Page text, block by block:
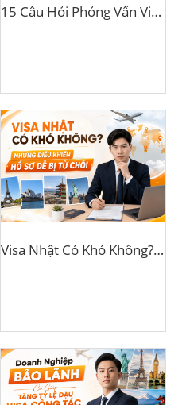
15 Câu Hỏi Phỏng Vấn Visa Mỹ Thường Gặp Và Cách Trả Lời Thuyết Phục
Visa Nhật Có Khó Không? Những Điều Khiến Hồ Sơ Dễ Bị Từ Chối